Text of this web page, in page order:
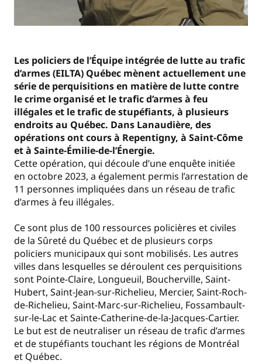
Les policiers de l’Équipe intégrée de lutte au trafic
d’armes (EILTA) Québec mènent actuellement une
série de perquisitions en matière de lutte contre
le crime organisé et le trafic d’armes à feu
illégales et le trafic de stupéfiants, à plusieurs
endroits au Québec. Dans Lanaudière, des
opérations ont cours à Repentigny, à Saint-Côme
et à Sainte-Émilie-de-l’Énergie.
Cette opération, qui découle d’une enquête initiée
en octobre 2023, a également permis l’arrestation de
11 personnes impliquées dans un réseau de trafic
d’armes à feu illégales.
Ce sont plus de 100 ressources policières et civiles
de la Sûreté du Québec et de plusieurs corps
policiers municipaux qui sont mobilisés. Les autres
villes dans lesquelles se déroulent ces perquisitions
sont Pointe-Claire, Longueuil, Boucherville, Saint-
Hubert, Saint-Jean-sur-Richelieu, Mercier, Saint-Roch-
de-Richelieu, Saint-Marc-sur-Richelieu, Fossambault-
sur-le-Lac et Sainte-Catherine-de-la-Jacques-Cartier.
Le but est de neutraliser un réseau de trafic d’armes
et de stupéfiants touchant les régions de Montréal
et Québec.